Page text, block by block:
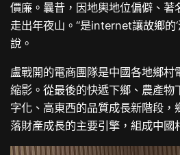
價廉。曩昔，因地輿地位偏僻、著
走出年夜山。“是internet讓故鄉的‘
說。
盧戰開的電商團隊是中國各地鄉村
縮影。從最後的快遞下鄉、農產物
字化、高東西的品質成長新階段，
落財產成長的主要引擎，組成中國